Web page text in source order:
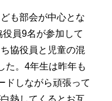
も部会が中心とな
員9名が参加して
協役員と児童の混
た。4年生は昨年も
ドしながら頑張って
熱してくるとお互